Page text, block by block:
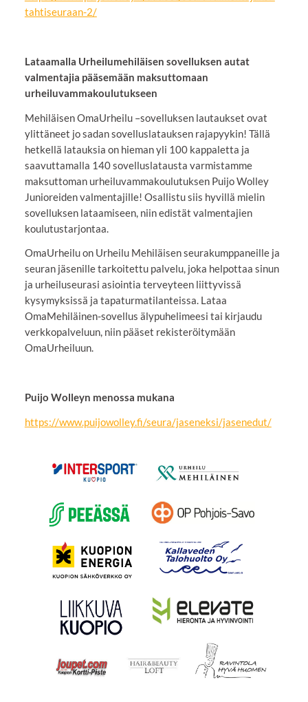
tahtiseuraan-2/
Lataamalla Urheilumehiläisen sovelluksen autat
valmentajia pääsemään maksuttomaan
urheiluvammakoulutukseen
Mehiläisen OmaUrheilu –sovelluksen lautaukset ovat
ylittäneet jo sadan sovelluslatauksen rajapyykin! Tällä
hetkellä latauksia on hieman yli 100 kappaletta ja
saavuttamalla 140 sovelluslatausta varmistamme
maksuttoman urheiluvammakoulutuksen Puijo Wolley
Junioreiden valmentajille! Osallistu siis hyvillä mielin
sovelluksen lataamiseen, niin edistät valmentajien
koulutustarjontaa.
OmaUrheilu on Urheilu Mehiläisen seurakumppaneille ja
seuran jäsenille tarkoitettu palvelu, joka helpottaa sinun
ja urheiluseurasi asiointia terveyteen liittyvissä
kysymyksissä ja tapaturmatilanteissa. Lataa
OmaMehiläinen-sovellus älypuhelimeesi tai kirjaudu
verkkopalveluun, niin pääset rekisteröitymään
OmaUrheiluun.
Puijo Wolleyn menossa mukana
https://www.puijowolley.fi/seura/jaseneksi/jasenedut/